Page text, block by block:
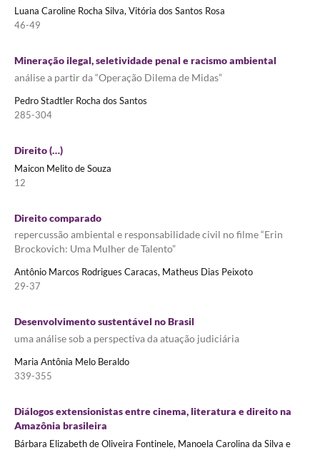
Luana Caroline Rocha Silva, Vitória dos Santos Rosa
46-49
Mineração ilegal, seletividade penal e racismo ambiental
análise a partir da “Operação Dilema de Midas”
Pedro Stadtler Rocha dos Santos
285-304
Direito (…)
Maicon Melito de Souza
12
Direito comparado
repercussão ambiental e responsabilidade civil no filme “Erin
Brockovich: Uma Mulher de Talento”
Antônio Marcos Rodrigues Caracas, Matheus Dias Peixoto
29-37
Desenvolvimento sustentável no Brasil
uma análise sob a perspectiva da atuação judiciária
Maria Antônia Melo Beraldo
339-355
Diálogos extensionistas entre cinema, literatura e direito na
Amazônia brasileira
Bárbara Elizabeth de Oliveira Fontinele, Manoela Carolina da Silva e